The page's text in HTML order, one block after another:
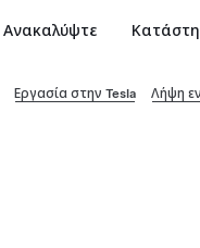
Ανακαλύψτε
Εργασία στην Tesla Λήψη